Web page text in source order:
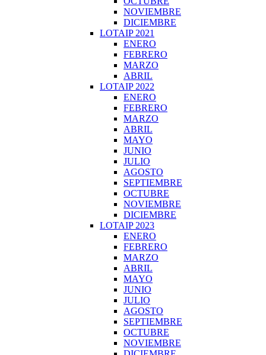
NOVIEMBRE
DICIEMBRE
LOTAIP 2021
ENERO
FEBRERO
MARZO
ABRIL
LOTAIP 2022
ENERO
FEBRERO
MARZO
ABRIL
MAYO
JUNIO
JULIO
AGOSTO
SEPTIEMBRE
OCTUBRE
NOVIEMBRE
DICIEMBRE
LOTAIP 2023
ENERO
FEBRERO
MARZO
ABRIL
MAYO
JUNIO
JULIO
AGOSTO
SEPTIEMBRE
OCTUBRE
NOVIEMBRE